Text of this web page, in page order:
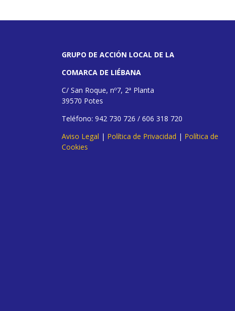
GRUPO DE ACCIÓN LOCAL DE LA
COMARCA DE LIÉBANA
C/ San Roque, nº7, 2ª Planta
39570 Potes
Teléfono: 942 730 726 / 606 318 720
Aviso Legal | Política de Privacidad | Política de
Cookies